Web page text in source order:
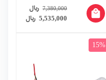
آبی
5,535,000 ریال
7,380,000 ریال local_mall
15%